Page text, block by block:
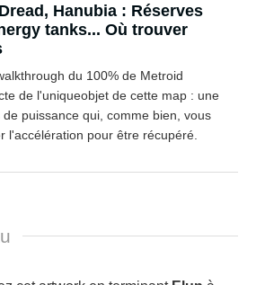
Hanubia : Réserves
Où trouver
du 100% de Metroid
de l'uniqueobjet de cette map : une
puissance qui, comme bien, vous
l'accélération pour être récupéré.